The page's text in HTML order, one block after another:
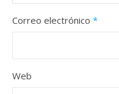
Correo electrónico *
Web